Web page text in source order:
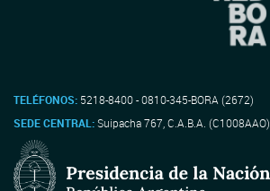
TELÉFONOS: 5218-8400 - 0810-345-BORA (2672)
SEDE CENTRAL:Suipacha 767, C.A.B.A. (C1008AAO)